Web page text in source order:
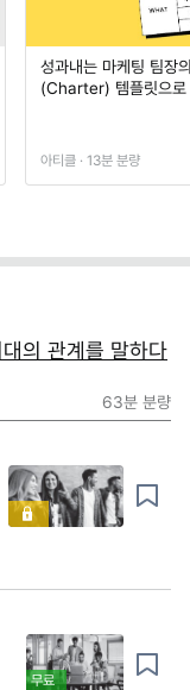
성과내는 마케팅 팀장
(Charter) 템플릿으로
아티클 · 13분 분량
의 관계를 말하다
63분 분량
무료